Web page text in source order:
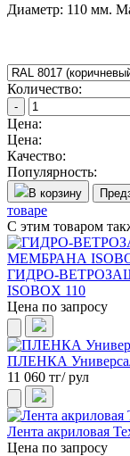
Диаметр: 110 мм.
Количество:
-
Цена:
Цена:
Качество:
Популярность:
В корзину
товаре
С этим товаром
ГИДРО-
ISOBOX 110
Цена по запросу
ПЛЕНКА
11 060 тг/ рул
Лента акриловая
Цена по запросу